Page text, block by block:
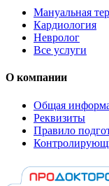
Мануальная
Кардиология
Невролог
Все услуги
О компании
Общая
Реквизиты
Правило